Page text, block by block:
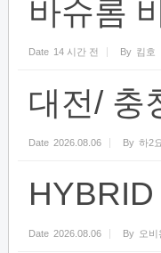
바슈롬
Date 14 시간 전 By 킴호
대전/ 충
Date 2026.08.06 By 하2요
Date 2026.08.06 By 오비